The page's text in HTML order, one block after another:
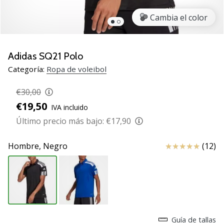
Navidad
jugadores
voleibol:
¡Nuestros
consejos
ayudarán
a
elegir
el
regalo
perfecto!
Encuentra…
Cambia el color
Adidas SQ21 Polo
Categoría: Ropa de voleibol
€30,00
€19,50 IVA incluido
Último precio más bajo: €17,90
Hombre, Negro Reseña (12)
Guía de tallas